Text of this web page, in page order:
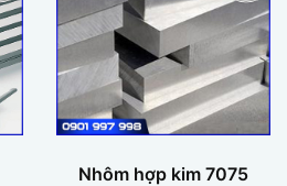
Nhôm hợp kim 7075